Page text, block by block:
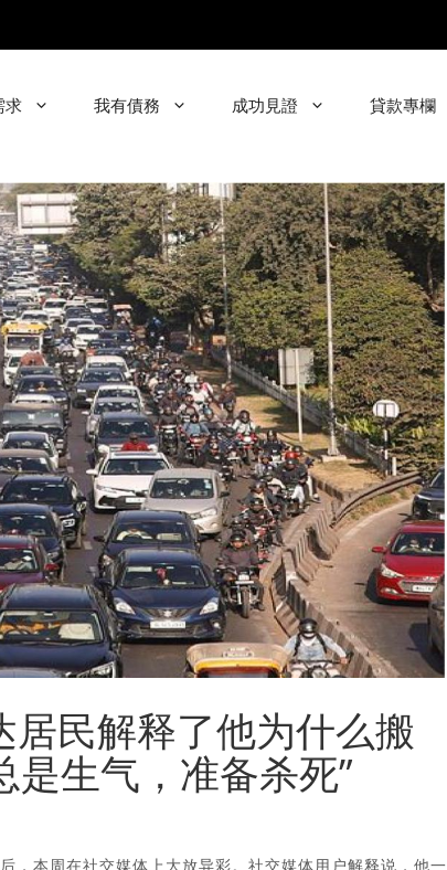
求 我有債務 成功見證 貸款專欄
民解释了他为什么搬
是生气，准备杀死”
本周在社交媒体上大放异彩。社交媒体用户解释说，他一